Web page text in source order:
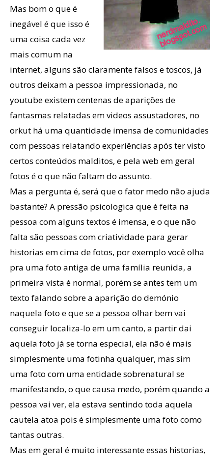
Mas bom o que é
inegável é que isso é
uma coisa cada vez
mais comum na
internet, alguns são claramente falsos e toscos, já
outros deixam a pessoa impressionada, no
youtube existem centenas de aparições de
fantasmas relatadas em videos assustadores, no
orkut há uma quantidade imensa de comunidades
com pessoas relatando experiências após ter visto
certos conteúdos malditos, e pela web em geral
fotos é o que não faltam do assunto.
Mas a pergunta é, será que o fator medo não ajuda
bastante? A pressão psicologica que é feita na
pessoa com alguns textos é imensa, e o que não
falta são pessoas com criatividade para gerar
historias em cima de fotos, por exemplo você olha
pra uma foto antiga de uma família reunida, a
primeira vista é normal, porém se antes tem um
texto falando sobre a aparição do demónio
naquela foto e que se a pessoa olhar bem vai
conseguir localiza-lo em um canto, a partir dai
aquela foto já se torna especial, ela não é mais
simplesmente uma fotinha qualquer, mas sim
uma foto com uma entidade sobrenatural se
manifestando, o que causa medo, porém quando a
pessoa vai ver, ela estava sentindo toda aquela
cautela atoa pois é simplesmente uma foto como
tantas outras.
Mas em geral é muito interessante essas historias,